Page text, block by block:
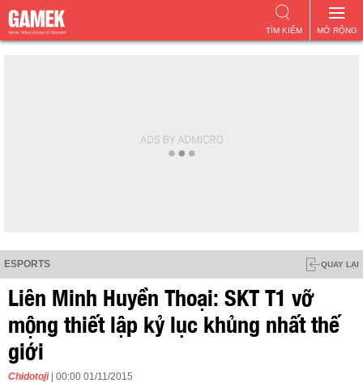
MỞ RỘNG
TÌM KIẾM
ESPORTS QUAY LẠI
Liên Minh Huyền Thoại: SKT T1 vỡ
mộng thiết lập kỷ lục khủng nhất thế
giới
Chidotoji | 00:00 01/11/2015